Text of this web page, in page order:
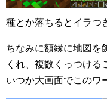
種とか落ちるとイラつ
ちなみに額縁に地図を
くれ、複数くっつける
いつか大画面でこのワ